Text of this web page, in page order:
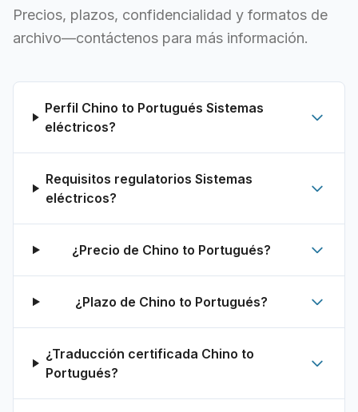
Precios, plazos, confidencialidad y formatos de
archivo—contáctenos para más información.
Perfil Chino to Portugués Sistemas
eléctricos?
Requisitos regulatorios Sistemas
eléctricos?
¿Precio de Chino to Portugués?
¿Plazo de Chino to Portugués?
¿Traducción certificada Chino to
Portugués?